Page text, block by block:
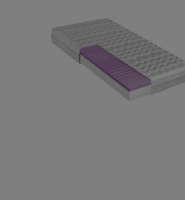
Färg
Färgnamn